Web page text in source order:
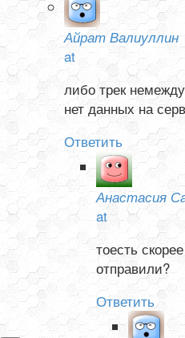
Айрат Валиуллин
at
либо трек
нет данных на
Ответить
Анастасия
at
тоесть
отправили?
Ответить